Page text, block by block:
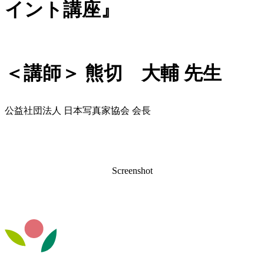
イント講座』
＜講師＞ 熊切 大輔 先生
公益社団法人 日本写真家協会 会長
Screenshot